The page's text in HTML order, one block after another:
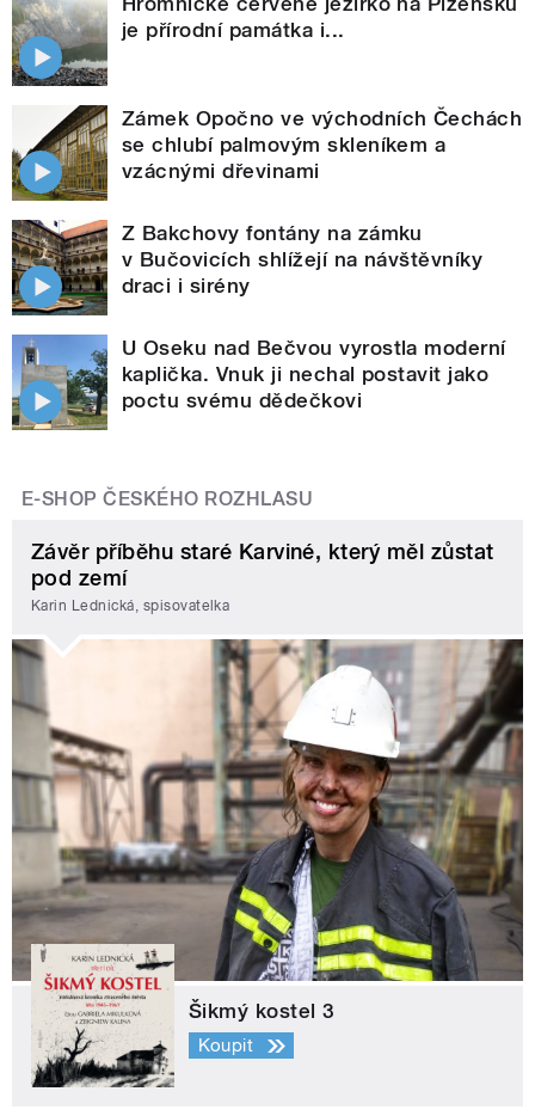
je přírodní památka i...
Zámek Opočno ve východních Čechách
se chlubí palmovým skleníkem a
vzácnými dřevinami
Z Bakchovy fontány na zámku
v Bučovicích shlížejí na návštěvníky
draci i sirény
U Oseku nad Bečvou vyrostla moderní
kaplička. Vnuk ji nechal postavit jako
poctu svému dědečkovi
E-SHOP ČESKÉHO ROZHLASU
Závěr příběhu staré Karviné, který měl zůstat
pod zemí
Karin Lednická, spisovatelka
Šikmý kostel 3
Koupit